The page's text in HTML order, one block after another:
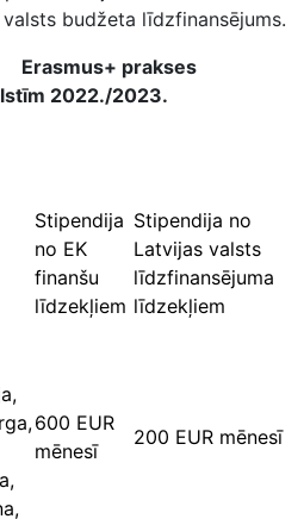
budžeta līdzfinansējums.
prakses
2022./2023.
Stipendija
no EK
finanšu
līdzekļiem
Stipendija no
Latvijas valsts
līdzfinansējuma
līdzekļiem
600 EUR
mēnesī
200 EUR mēnesī